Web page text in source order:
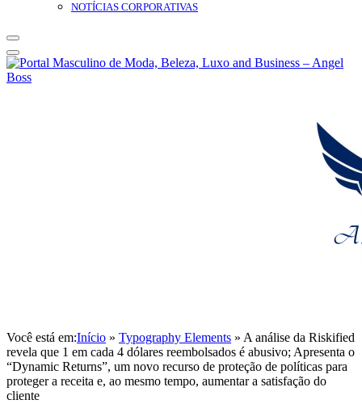
NOTÍCIAS CORPORATIVAS
Você está em:Início » Typography Elements » A análise da Riskified
revela que 1 em cada 4 dólares reembolsados é abusivo; Apresenta o
“Dynamic Returns”, um novo recurso de proteção de políticas para
proteger a receita e, ao mesmo tempo, aumentar a satisfação do
cliente